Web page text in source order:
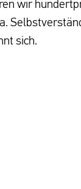
wir
sich.